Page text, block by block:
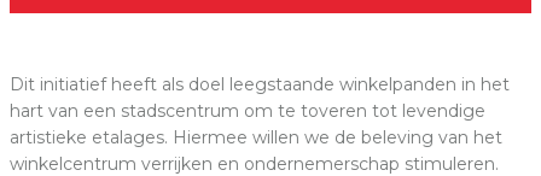
Dit initiatief heeft als doel leegstaande winkelpanden in het
hart van een stadscentrum om te toveren tot levendige
artistieke etalages. Hiermee willen we de beleving van het
winkelcentrum verrijken en ondernemerschap stimuleren.